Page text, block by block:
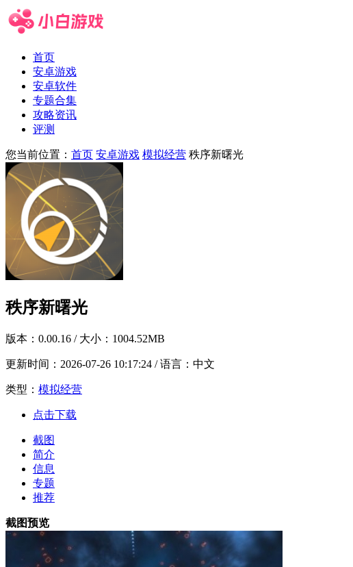
首页
安卓游戏
安卓软件
专题合集
攻略资讯
评测
您当前位置： 首页 安卓游戏 模拟经营 秩序新曙光
秩序新曙光
版本： 0.00.16 / 大小：1004.52MB
更新时间： 2026-07-26 10:17:24 / 语言：中文
类型： 模拟经营
点击下载
截图
简介
信息
专题
推荐
截图预览